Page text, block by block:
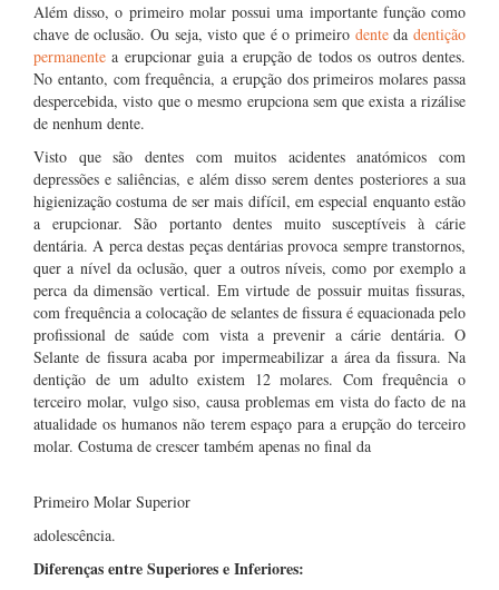
Além disso, o primeiro molar possui uma importante função como
chave de oclusão. Ou seja, visto que é o primeiro dentedadentição
permanente a erupcionar guia a erupção de todos os outros dentes.
No entanto, com frequência, a erupção dos primeiros molares passa
despercebida, visto que o mesmo erupciona sem que exista a rizálise
de nenhum dente.
Visto que são dentes com muitos acidentes anatómicos com
depressões e saliências, e além disso serem dentes posteriores a sua
higienização costuma de ser mais difícil, em especial enquanto estão
a erupcionar. São portanto dentes muito susceptíveis à cárie
dentária. A perca destas peças dentárias provoca sempre transtornos,
quer a nível da oclusão, quer a outros níveis, como por exemplo a
perca da dimensão vertical. Em virtude de possuir muitas fissuras,
com frequência a colocação de selantes de fissura é equacionada pelo
profissional de saúde com vista a prevenir a cárie dentária. O
Selante de fissura acaba por impermeabilizar a área da fissura. Na
dentição de um adulto existem 12 molares. Com frequência o
terceiro molar, vulgo siso, causa problemas em vista do facto de na
atualidade os humanos não terem espaço para a erupção do terceiro
molar. Costuma de crescer também apenas no final da
Primeiro Molar Superior
adolescência.
Diferenças entre Superiores e Inferiores: